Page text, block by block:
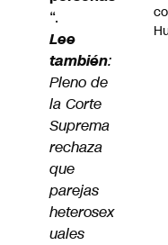
“.
Lee
también:
Pleno de
la Corte
Suprema
rechaza
que
parejas
heterosex
uales